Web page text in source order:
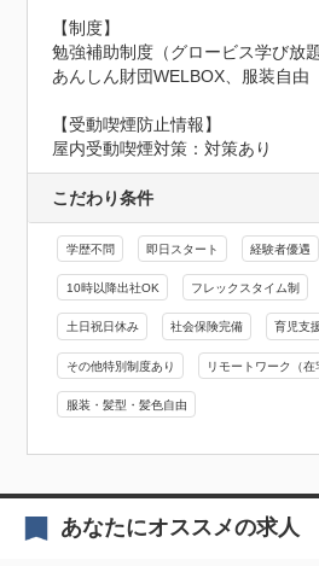
【制度】
勉強補助制度（グロービス学び放
あんしん財団WELBOX、服装自由
【受動喫煙防止情報】
屋内受動喫煙対策：対策あり
こだわり条件
学歴不問 即日スタート 経験者優遇
10時以降出社OK フレックスタイム制
土日祝日休み 社会保険完備 育児支
その他特別制度あり リモートワーク（在
服装・髪型・髪色自由
あなたにオススメの求人